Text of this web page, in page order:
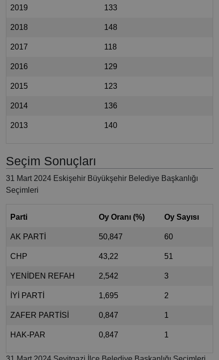
2019 133
2018 148
2017 118
2016 129
2015 123
2014 136
2013 140
Seçim Sonuçları
31 Mart 2024 Eskişehir Büyükşehir Belediye Başkanlığı
Seçimleri
Parti Oy Oranı (%) Oy Sayısı
AK PARTİ 50,847 60
CHP 43,22 51
YENİDEN REFAH 2,542 3
İYİ PARTİ 1,695 2
ZAFER PARTİSİ 0,847 1
HAK-PAR 0,847 1